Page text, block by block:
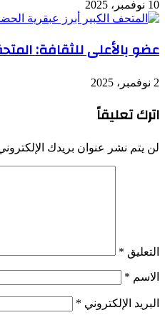
10 نوفمبر، 2025
عضو بالأعلى للثقافة:
2 نوفمبر، 2025
اترك تعليقاً
لن يتم نشر عنوان بريدك
التعليق *
الاسم *
البريد الإلكتروني *